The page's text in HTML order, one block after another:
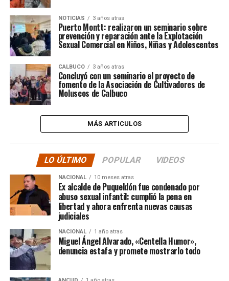
NOTICIAS 3 años atras
Puerto Montt: realizaron un seminario sobre
prevención y reparación ante la Explotación
Sexual Comercial en Niños, Niñas y Adolescentes
CALBUCO 3 años atras
Concluyó con un seminario el proyecto de
fomento de la Asociación de Cultivadores de
Moluscos de Calbuco
MÁS ARTICULOS
LO ÚLTIMO POPULAR VIDEOS
NACIONAL 10 meses atras
Ex alcalde de Puqueldón fue condenado por
abuso sexual infantil: cumplió la pena en
libertad y ahora enfrenta nuevas causas
judiciales
NACIONAL 1 año atras
Miguel Ángel Alvarado, «Centella Humor»,
denuncia estafa y promete mostrarlo todo